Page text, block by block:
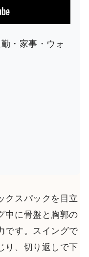
勤・家事・ウォ
クスパックを目立
中に骨盤と胸郭の
です。スイングで
り、切り返しで下